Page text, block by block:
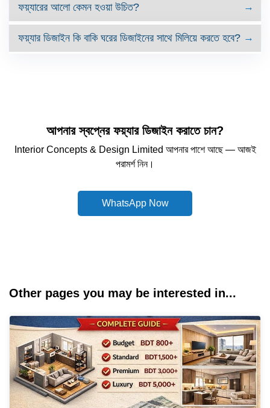
ফয়্যারের আলো কেমন হওয়া উচিত?
ফয়্যার ডিজাইন কি বাকি ঘরের ডিজাইনের সাথে মিলিয়ে করতে হবে?
আপনার স্বপ্নের ফয়্যার ডিজাইন করাতে চান?
Interior Concepts & Design Limited আপনার পাশে আছে — আজই
পরামর্শ নিন।
WhatsApp Now
Other pages you may be interested in...